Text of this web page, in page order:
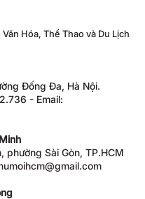
Hóa, Thể Thao và Du Lịch
Đống Đa, Hà Nội.
- Email:
phường Sài Gòn, TP.HCM